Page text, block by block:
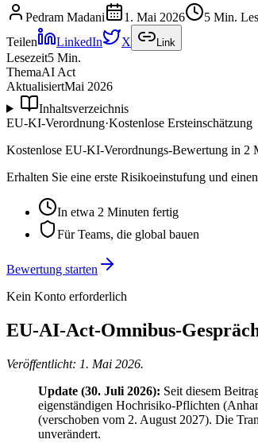
Pedram Madani 1. Mai 2026
5 Min.
Teilen
LinkedIn X Link
Lesezeit5 Min.
ThemaAI Act
AktualisiertMai 2026
Inhaltsverzeichnis
EU-KI-Verordnung·Kostenlose Ersteinschätzung
Kostenlose EU-KI-Verordnungs-Bewertung in 2
Erhalten Sie eine erste Risikoeinstufung und
In etwa 2 Minuten fertig
Für Teams, die global bauen
Bewertung starten
Kein Konto erforderlich
EU-AI-Act-Omnibus-
Veröffentlicht: 1. Mai 2026.
Update (30. Juli 2026): Seit diesem
eigenständigen Hochrisiko-Pflichten
(verschoben vom 2. August 2027). Die
unverändert.